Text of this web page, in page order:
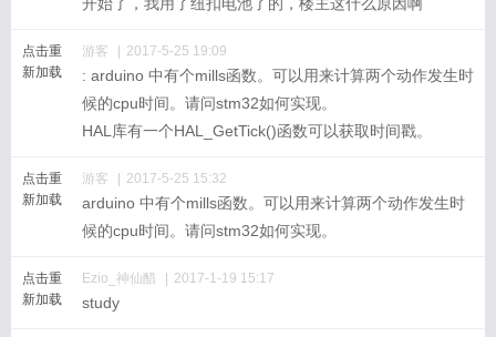
点击重
新加载
游客 2017-5-25 19:09
: arduino 中有个mills函数。可以用来计算两个动作发生时
候的cpu时间。请问stm32如何实现。
HAL库有一个HAL_GetTick()函数可以获取时间戳。
点击重
新加载
游客 2017-5-25 15:32
arduino 中有个mills函数。可以用来计算两个动作发生时
候的cpu时间。请问stm32如何实现。
点击重
新加载
Ezio_神仙醋 2017-1-19 15:17
study